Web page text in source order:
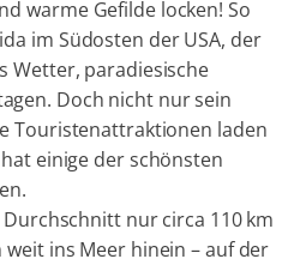
warme Gefilde locken! So
im Südosten der USA, der
Wetter, paradiesische
Doch nicht nur sein
Touristenattraktionen laden
einige der schönsten
nur circa 110 km
ins Meer hinein – auf der